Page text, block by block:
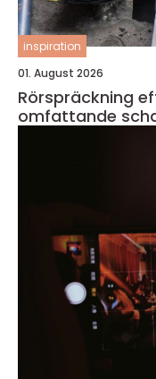
inspiration
01. August 2026
Rörspräckning effektivt ledningsbyte utan
omfattande